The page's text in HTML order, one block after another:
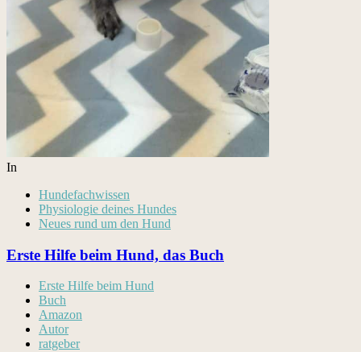
In
Hundefachwissen
Physiologie deines Hundes
Neues rund um den Hund
Erste Hilfe beim Hund, das Buch
Erste Hilfe beim Hund
Buch
Amazon
Autor
ratgeber